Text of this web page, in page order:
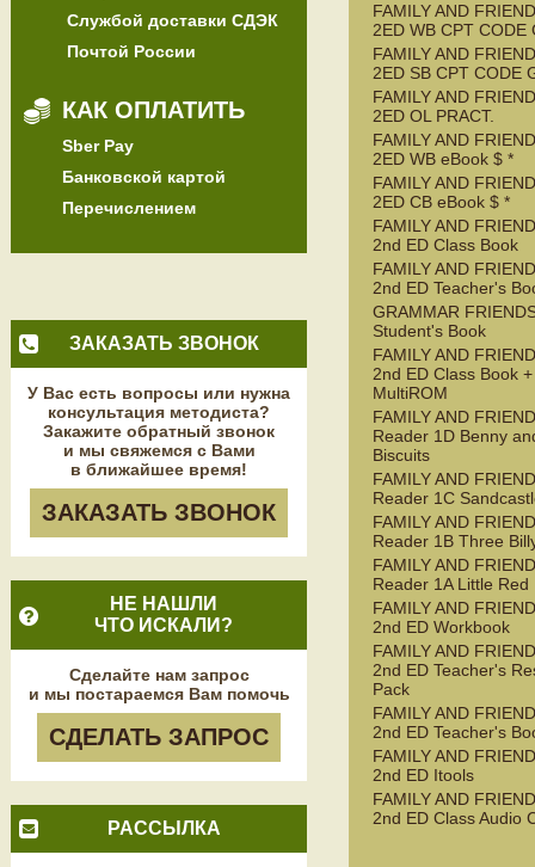
Службой доставки СДЭК
Почтой России
КАК ОПЛАТИТЬ
Sber Pay
Банковской картой
Перечислением
ЗАКАЗАТЬ ЗВОНОК
У Вас есть вопросы или нужна
консультация методиста?
Закажите обратный звонок
и мы свяжемся с Вами
в ближайшее время!
ЗАКАЗАТЬ ЗВОНОК
НЕ НАШЛИ
ЧТО ИСКАЛИ?
Сделайте нам запрос
и мы постараемся Вам помочь
СДЕЛАТЬ ЗАПРОС
РАССЫЛКА
FAMILY AND
2ED WB CPT CODE
FAMILY AND
2ED SB CPT CODE
FAMILY AND
2ED OL PRACT.
FAMILY AND
2ED WB eBook $ *
FAMILY AND
2ED CB eBook $ *
FAMILY AND
2nd ED Class Book
FAMILY AND
2nd ED Teacher's
GRAMMAR
Student's Book
FAMILY AND
2nd ED Class Book +
MultiROM
FAMILY AND
Reader 1D Benny
Biscuits
FAMILY AND
Reader 1C
FAMILY AND
Reader 1B Three
FAMILY AND
Reader 1A Little Red
FAMILY AND
2nd ED Workbook
FAMILY AND
2nd ED Teacher's
Pack
FAMILY AND
2nd ED Teacher's
FAMILY AND
2nd ED Itools
FAMILY AND
2nd ED Class Audio